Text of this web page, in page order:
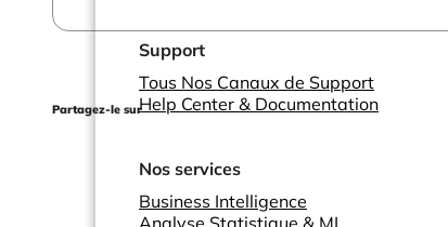
Support
Tous Nos Canaux de Support
Help Center & Documentation
Nos services
Business Intelligence
Analyse Statistique & ML
Partagez-le sur